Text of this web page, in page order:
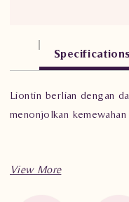
Specifications
Liontin berlian dengan
menonjolkan
Spesifikasi penting